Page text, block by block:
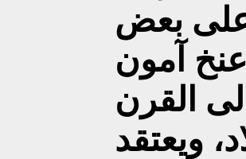
على بعض
آمون
القرن
ويعتقد